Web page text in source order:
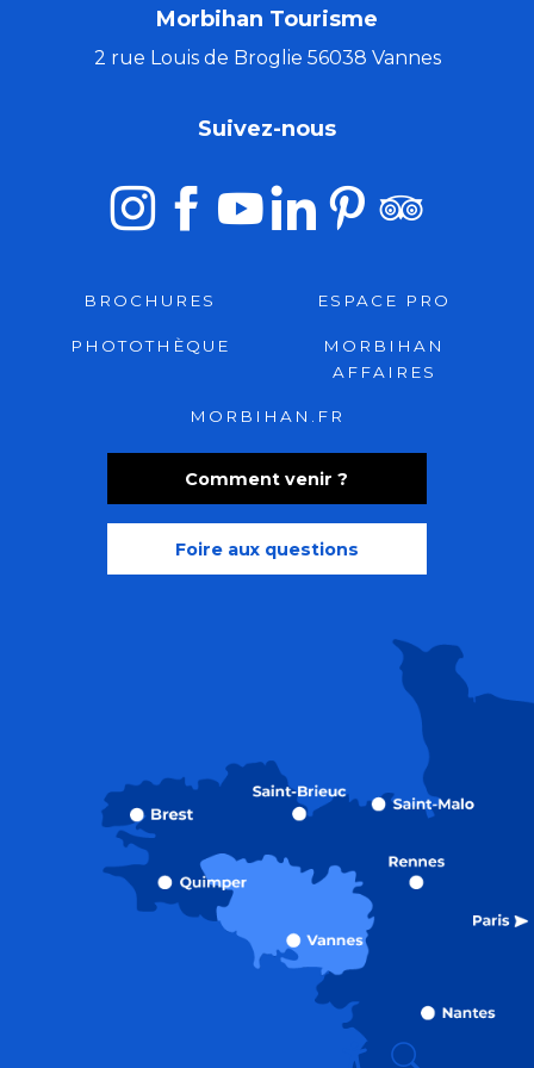
Morbihan Tourisme
2 rue Louis de Broglie 56038 Vannes
Comment venir ?
Foire aux questions
Suivez-nous
BROCHURES ESPACE PRO
PHOTOTHÈQUE
MORBIHAN
AFFAIRES
MORBIHAN.FR